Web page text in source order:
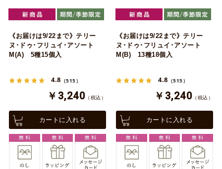
《お届けは9/22まで》テリー
ヌ･ドゥ･フリュイ･アソート
M(A) 5種15個入
4.8 （515）
￥3,240 （税込）
カートに入れる
《お届けは9/22まで》テリー
ヌ･ドゥ･フリュイ･アソート
M(B) 13種18個入
4.8 （515）
￥3,240 （税込）
カートに入れる